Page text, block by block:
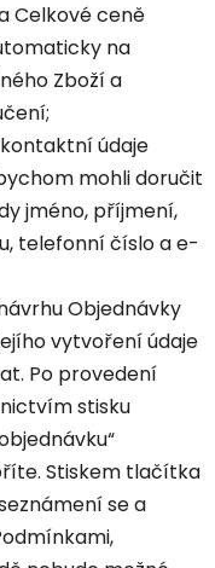
Celkové ceně
na
Zboží a
údaje
mohli doručit
jméno, příjmení,
telefonní číslo a e-
Objednávky
vytvoření údaje
Po provedení
stisku
Stiskem tlačítka
se a